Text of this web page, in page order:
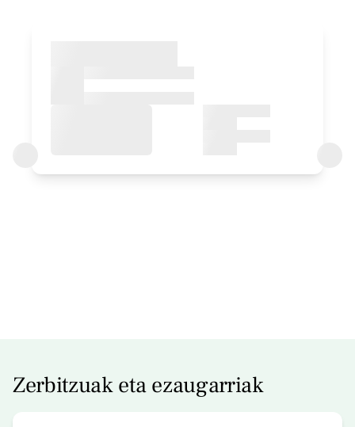
Zerbitzuak eta ezaugarriak